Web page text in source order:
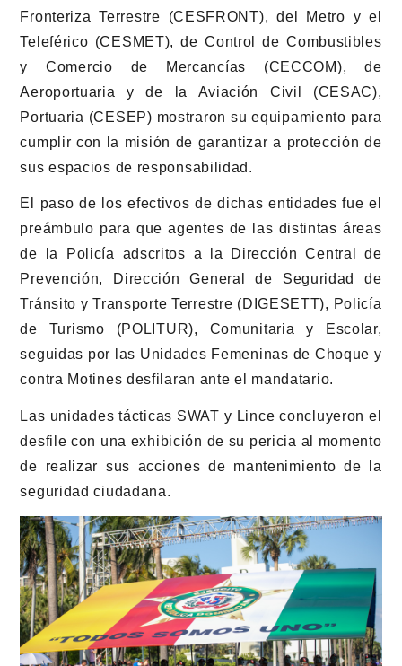
Fronteriza Terrestre (CESFRONT), del Metro y el
Teleférico (CESMET), de Control de Combustibles
y Comercio de Mercancías (CECCOM), de
Aeroportuaria y de la Aviación Civil (CESAC),
Portuaria (CESEP) mostraron su equipamiento para
cumplir con la misión de garantizar a protección de
sus espacios de responsabilidad.
El paso de los efectivos de dichas entidades fue el
preámbulo para que agentes de las distintas áreas
de la Policía adscritos a la Dirección Central de
Prevención, Dirección General de Seguridad de
Tránsito y Transporte Terrestre (DIGESETT), Policía
de Turismo (POLITUR), Comunitaria y Escolar,
seguidas por las Unidades Femeninas de Choque y
contra Motines desfilaran ante el mandatario.
Las unidades tácticas SWAT y Lince concluyeron el
desfile con una exhibición de su pericia al momento
de realizar sus acciones de mantenimiento de la
seguridad ciudadana.